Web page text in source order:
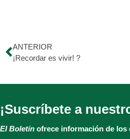
ANTERIOR
¡Recordar es vivir! ?
¡Suscríbete a
El Boletín ofrece información de